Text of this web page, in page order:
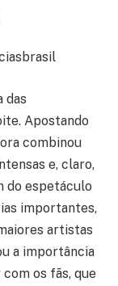
das
Apostando
combinou
e, claro,
do espetáculo
importantes,
artistas
a importância
os fãs, que